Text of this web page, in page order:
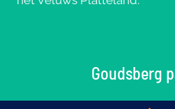
Goudsberg